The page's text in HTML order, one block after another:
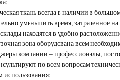
ткань всегда в наличии в
уменьшить время, затраченное
находятся в удобно
зона оборудована всем
компании – профессионалы,
по всем вопросам
использования;